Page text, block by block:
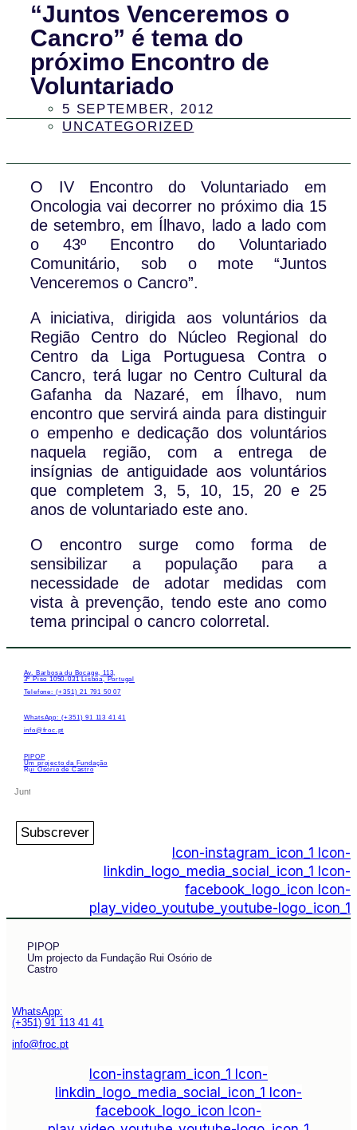
“Juntos Venceremos o
Cancro” é tema do
próximo Encontro de
Voluntariado
5 SEPTEMBER, 2012
UNCATEGORIZED
O IV Encontro do Voluntariado em
Oncologia vai decorrer no próximo dia 15
de setembro, em Ílhavo, lado a lado com
o 43º Encontro do Voluntariado
Comunitário, sob o mote “Juntos
Venceremos o Cancro”.
A iniciativa, dirigida aos voluntários da
Região Centro do Núcleo Regional do
Centro da Liga Portuguesa Contra o
Cancro, terá lugar no Centro Cultural da
Gafanha da Nazaré, em Ílhavo, num
encontro que servirá ainda para distinguir
o empenho e dedicação dos voluntários
naquela região, com a entrega de
insígnias de antiguidade aos voluntários
que completem 3, 5, 10, 15, 20 e 25
anos de voluntariado este ano.
O encontro surge como forma de
sensibilizar a população para a
necessidade de adotar medidas com
vista à prevenção, tendo este ano como
tema principal o cancro colorretal.
Av. Barbosa du Bocage, 113,
3º Piso 1050-031 Lisboa, Portugal
Telefone: (+351) 21 791 50 07
WhatsApp: (+351) 91 113 41 41
info@froc.pt
PIPOP
Um projecto da Fundação
Rui Osório de Castro
Subscrever
Icon-instagram_icon_1
Icon-
linkdin_logo_media_social_icon_1
Icon-
facebook_logo_icon Icon-
play_video_youtube_youtube-logo_icon_1
PIPOP
Um projecto da Fundação Rui Osório de
Castro
WhatsApp:
(+351) 91 113 41 41
info@froc.pt
Icon-instagram_icon_1
Icon-
linkdin_logo_media_social_icon_1
Icon-
facebook_logo_icon Icon-